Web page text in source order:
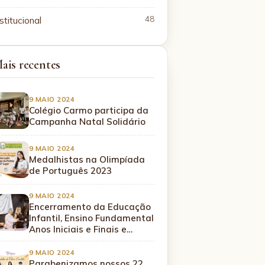
48
recentes
9 MAIO 2024
Colégio Carmo participa da
Campanha Natal Solidário
9 MAIO 2024
Medalhistas na Olimpíada
de Português 2023
9 MAIO 2024
Encerramento da Educação
Infantil, Ensino Fundamental
Anos Iniciais e Finais e…
9 MAIO 2024